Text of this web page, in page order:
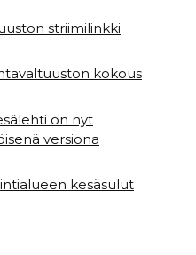
striimilinkki
kokous
on nyt
versiona
kesäsulut